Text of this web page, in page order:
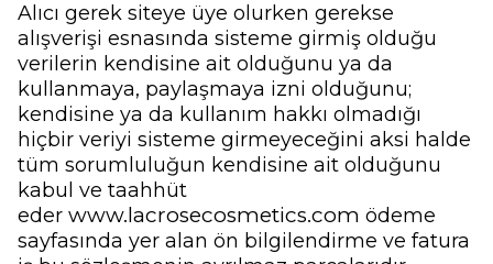
Alıcı gerek siteye üye olurken gerekse
alışverişi esnasında sisteme girmiş olduğu
verilerin kendisine ait olduğunu ya da
kullanmaya, paylaşmaya izni olduğunu;
kendisine ya da kullanım hakkı olmadığı
hiçbir veriyi sisteme girmeyeceğini aksi halde
tüm sorumluluğun kendisine ait olduğunu
kabul ve taahhüt
eder www.lacrosecosmetics.com ödeme
sayfasında yer alan ön bilgilendirme ve fatura